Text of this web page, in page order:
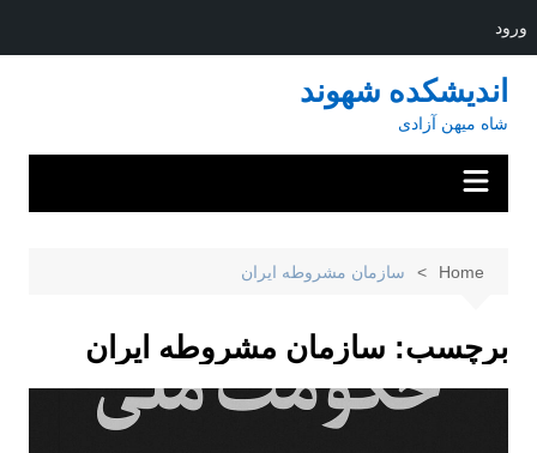
ورود
content
اندیشکده شهوند
شاه میهن آزادی
Home سازمان مشروطه ایران
برچسب: سازمان مشروطه ایران